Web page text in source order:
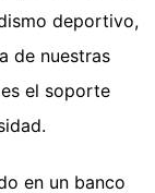
deportivo,
de nuestras
el soporte
en un banco